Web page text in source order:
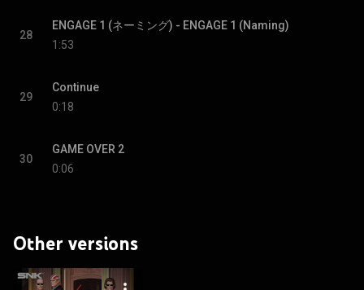
28
ENGAGE 1 (ネーミング) - ENGAGE 1 (Naming)
1:53
29
Continue
0:18
30
GAME OVER 2
0:06
Other versions